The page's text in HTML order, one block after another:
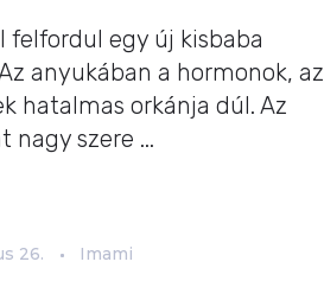
felfordul egy új kisbaba
anyukában a hormonok, az
hatalmas orkánja dúl. Az
nagy szere ...
26. Imami